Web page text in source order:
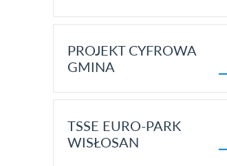
PROJEKT CYFROWA
GMINA
TSSE EURO-PARK
WISŁOSAN